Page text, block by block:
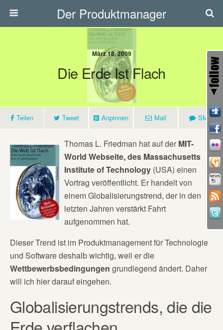
Der Produktmanager
März 18, 2009
Die Erde Ist Flach
Teilen Tweet Anpinnen Mail SMS
Thomas L. Friedman hat auf der MIT-
World Webseite, des Massachusetts
Institute of Technology (USA) einen
Vortrag veröffentlicht. Er handelt von
einem Globalisierungstrend, der in den
letzten Jahren verstärkt Fahrt
aufgenommen hat.
Dieser Trend ist im Produktmanagement für Technologie
und Software deshalb wichtig, weil er die
Wettbewerbsbedingungen grundlegend ändert. Daher
will ich hier darauf eingehen.
Globalisierungstrends, die die